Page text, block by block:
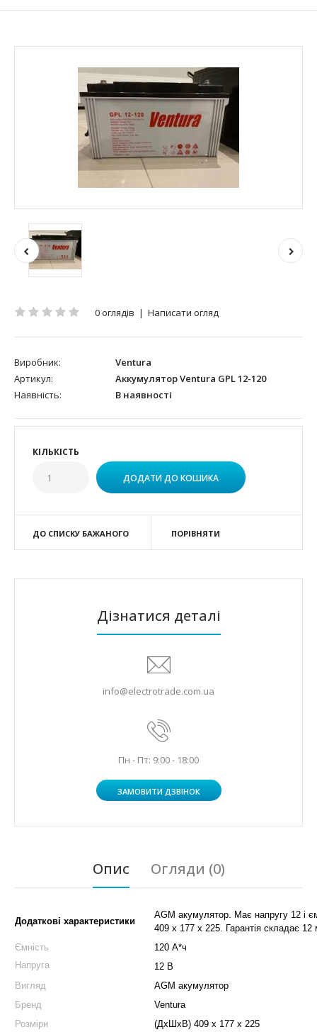
0 оглядів | Написати огляд
Виробник:
Ventura
Артикул:
Аккумулятор Ventura GPL 12-120
Наявність:
В наявності
КІЛЬКІСТЬ
ДО СПИСКУ БАЖАНОГО ПОРІВНЯТИ
Дізнатися деталі
info@electrotrade.com.ua
Пн - Пт: 9:00 - 18:00
ЗАМОВИТИ ДЗВІНОК
Опис Огляди (0)
Додаткові характеристики
AGM акумулятор. Має напругу 12 і
409 х 177 х 225. Гарантія складає 12
Ємність
120 А*ч
Напруга
12 В
Вигляд
AGM акумулятор
Бренд
Ventura
Розміри
(ДхШхВ) 409 x 177 x 225